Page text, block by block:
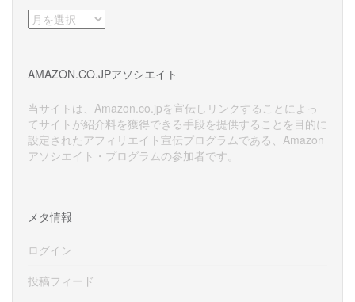
ア
ー
ブ
AMAZON.CO.JPアソシエイト
当サイトは、Amazon.co.jpを宣伝しリンクすることによっ
てサイトが紹介料を獲得できる手段を提供することを目的に
設定されたアフィリエイト宣伝プログラムである、Amazon
アソシエイト・プログラムの参加者です。
メタ情報
ログイン
投稿フィード